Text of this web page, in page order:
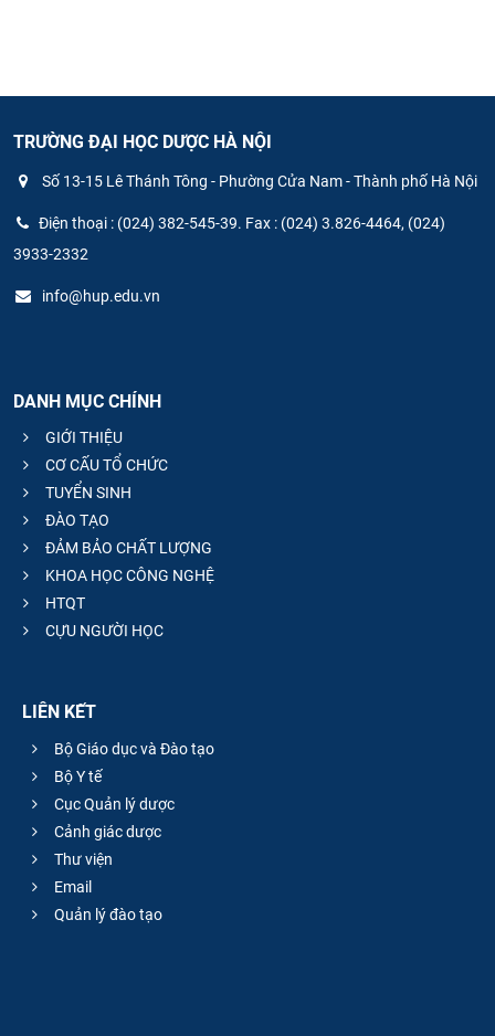
TRƯỜNG ĐẠI HỌC DƯỢC HÀ NỘI
Số 13-15 Lê Thánh Tông - Phường Cửa Nam - Thành phố Hà Nội
Điện thoại : (024) 382-545-39. Fax : (024) 3.826-4464, (024)
3933-2332
info@hup.edu.vn
DANH MỤC CHÍNH
GIỚI THIỆU
CƠ CẤU TỔ CHỨC
TUYỂN SINH
ĐÀO TẠO
ĐẢM BẢO CHẤT LƯỢNG
KHOA HỌC CÔNG NGHỆ
HTQT
CỰU NGƯỜI HỌC
LIÊN KẾT
Bộ Giáo dục và Đào tạo
Bộ Y tế
Cục Quản lý dược
Cảnh giác dược
Thư viện
Email
Quản lý đào tạo